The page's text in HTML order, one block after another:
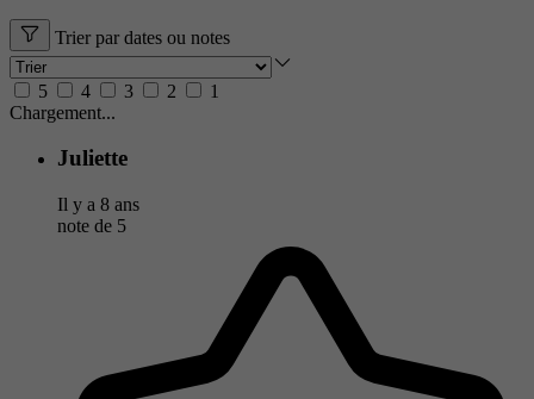
Trier par dates ou notes
5 4 3 2
1
Chargement...
Juliette
Il y a 8 ans
note de 5